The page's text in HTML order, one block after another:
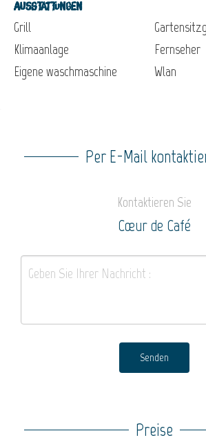
Ausstattungen
Grill
Klimaanlage
Eigene waschmaschine
Fernseher
Wlan
Per E-Mail
Kontaktieren Sie
Cœur de Café
Senden
Preise